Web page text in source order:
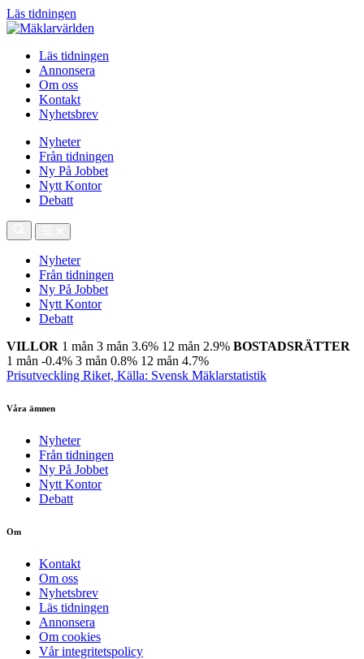
Läs tidningen
Läs tidningen
Annonsera
Om oss
Kontakt
Nyhetsbrev
Nyheter
Från tidningen
Ny På Jobbet
Nytt Kontor
Debatt
Nyheter
Från tidningen
Ny På Jobbet
Nytt Kontor
Debatt
VILLOR 1 mån 3 mån 3.6% 12 mån 2.9% BOSTADSRÄTTER
1 mån -0.4% 3 mån 0.8% 12 mån 4.7%
Prisutveckling Riket, Källa: Svensk Mäklarstatistik
Våra ämnen
Nyheter
Från tidningen
Ny På Jobbet
Nytt Kontor
Debatt
Om
Kontakt
Om oss
Nyhetsbrev
Läs tidningen
Annonsera
Om cookies
Vår integritetspolicy